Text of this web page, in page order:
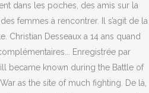
dans les poches, des amis sur la
femmes à rencontrer. Il s’agit de la
Christian Desseaux a 14 ans quand
Enregistrée par
became known during the Battle of
as the site of much fighting. De là,